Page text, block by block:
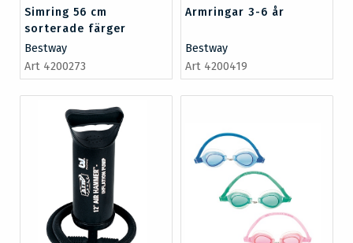
Simring 56 cm
sorterade färger
Bestway
Art 4200273
Armringar 3-6 år
Bestway
Art 4200419